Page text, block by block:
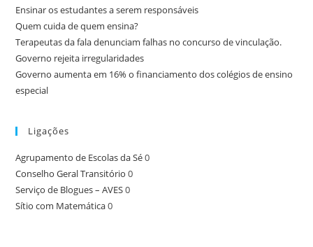
Ensinar os estudantes a serem responsáveis
Quem cuida de quem ensina?
Terapeutas da fala denunciam falhas no concurso de vinculação.
Governo rejeita irregularidades
Governo aumenta em 16% o financiamento dos colégios de ensino
especial
Ligações
Agrupamento de Escolas da Sé0
Conselho Geral Transitório 0
Serviço de Blogues – AVES0
Sítio com Matemática0